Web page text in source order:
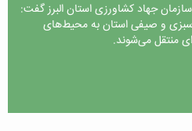
جهاد کشاورزی استان البرز گفت:
و صیفی استان به محیط‌های
منتقل می‌شوند.